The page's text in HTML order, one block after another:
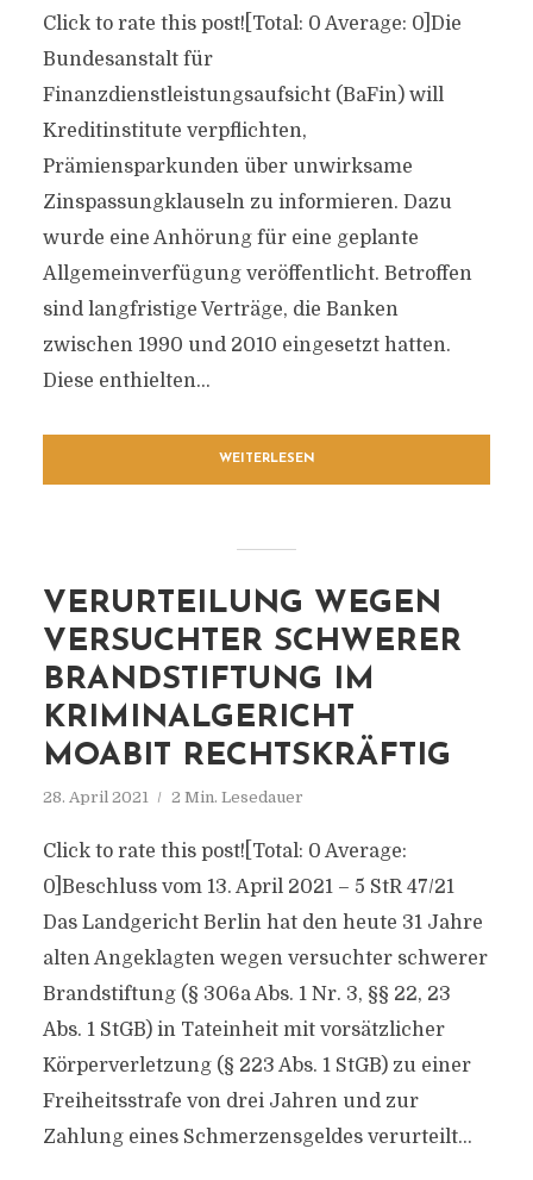
Click to rate this post![Total: 0 Average: 0]Die
Bundesanstalt für
Finanzdienstleistungsaufsicht (BaFin) will
Kreditinstitute verpflichten,
Prämiensparkunden über unwirksame
Zinspassungklauseln zu informieren. Dazu
wurde eine Anhörung für eine geplante
Allgemeinverfügung veröffentlicht. Betroffen
sind langfristige Verträge, die Banken
zwischen 1990 und 2010 eingesetzt hatten.
Diese enthielten...
WEITERLESEN
VERURTEILUNG WEGEN
VERSUCHTER SCHWERER
BRANDSTIFTUNG IM
KRIMINALGERICHT
MOABIT RECHTSKRÄFTIG
28. April 2021 2 Min. Lesedauer
Click to rate this post![Total: 0 Average:
0]Beschluss vom 13. April 2021 – 5 StR 47/21
Das Landgericht Berlin hat den heute 31 Jahre
alten Angeklagten wegen versuchter schwerer
Brandstiftung (§ 306a Abs. 1 Nr. 3, §§ 22, 23
Abs. 1 StGB) in Tateinheit mit vorsätzlicher
Körperverletzung (§ 223 Abs. 1 StGB) zu einer
Freiheitsstrafe von drei Jahren und zur
Zahlung eines Schmerzensgeldes verurteilt...